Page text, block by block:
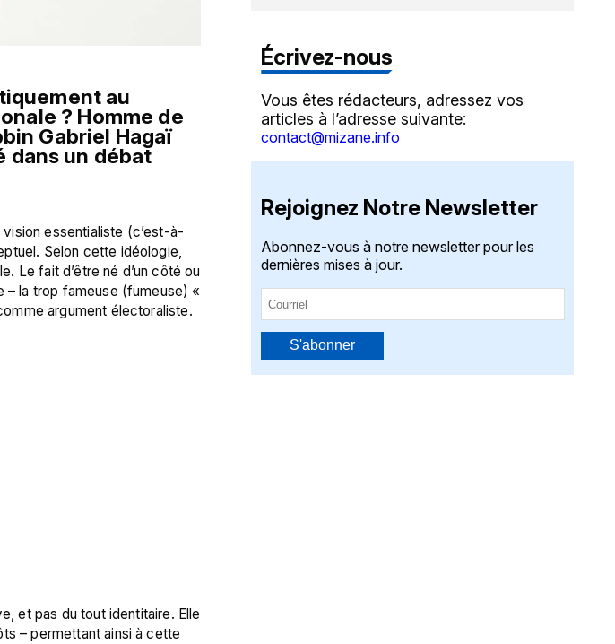
au
Gabriel Hagaï
dans un débat
essentialiste (c’est-à-
Selon cette idéologie,
Le fait d’être né d’un côté ou
– la trop fameuse (fumeuse) «
argument électoraliste.
et pas du tout identitaire. Elle
– permettant ainsi à cette
Écrivez-nous
Vous êtes rédacteurs, adressez vos
articles à l’adresse suivante:
contact@mizane.info
Rejoignez Notre Newsletter
Abonnez-vous à notre newsletter pour les
dernières mises à jour.
S'abonner